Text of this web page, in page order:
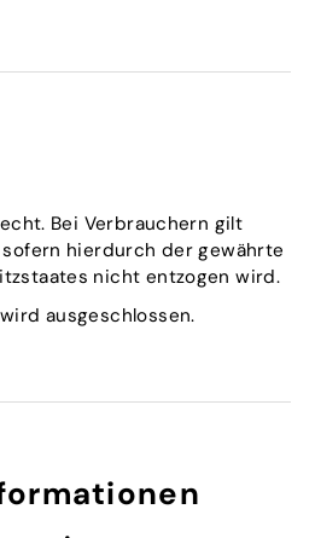
Bei Verbrauchern gilt
hierdurch der gewährte
nicht entzogen wird.
ausgeschlossen.